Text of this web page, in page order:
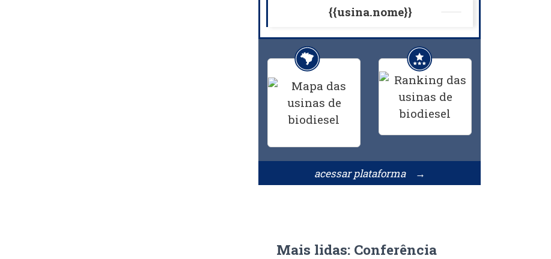
{{usina.nome}}
acessar plataforma →
Mais lidas: Conferência